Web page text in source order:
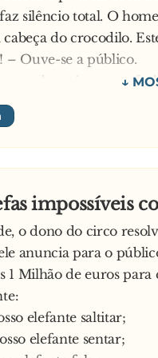
silêncio total. O
cabeça do crocodilo.
– Ouve-se a público.
quando está quase a
Apenas se ouvem o
na cabeça do
em aplausos e a
se de pé, aperta a
de fazer isto?
loira no público:
não gosto é que me
impossíveis
o dono do circo
anuncia para o
1 Milhão de euros
elefante saltitar;
elefante sentar;